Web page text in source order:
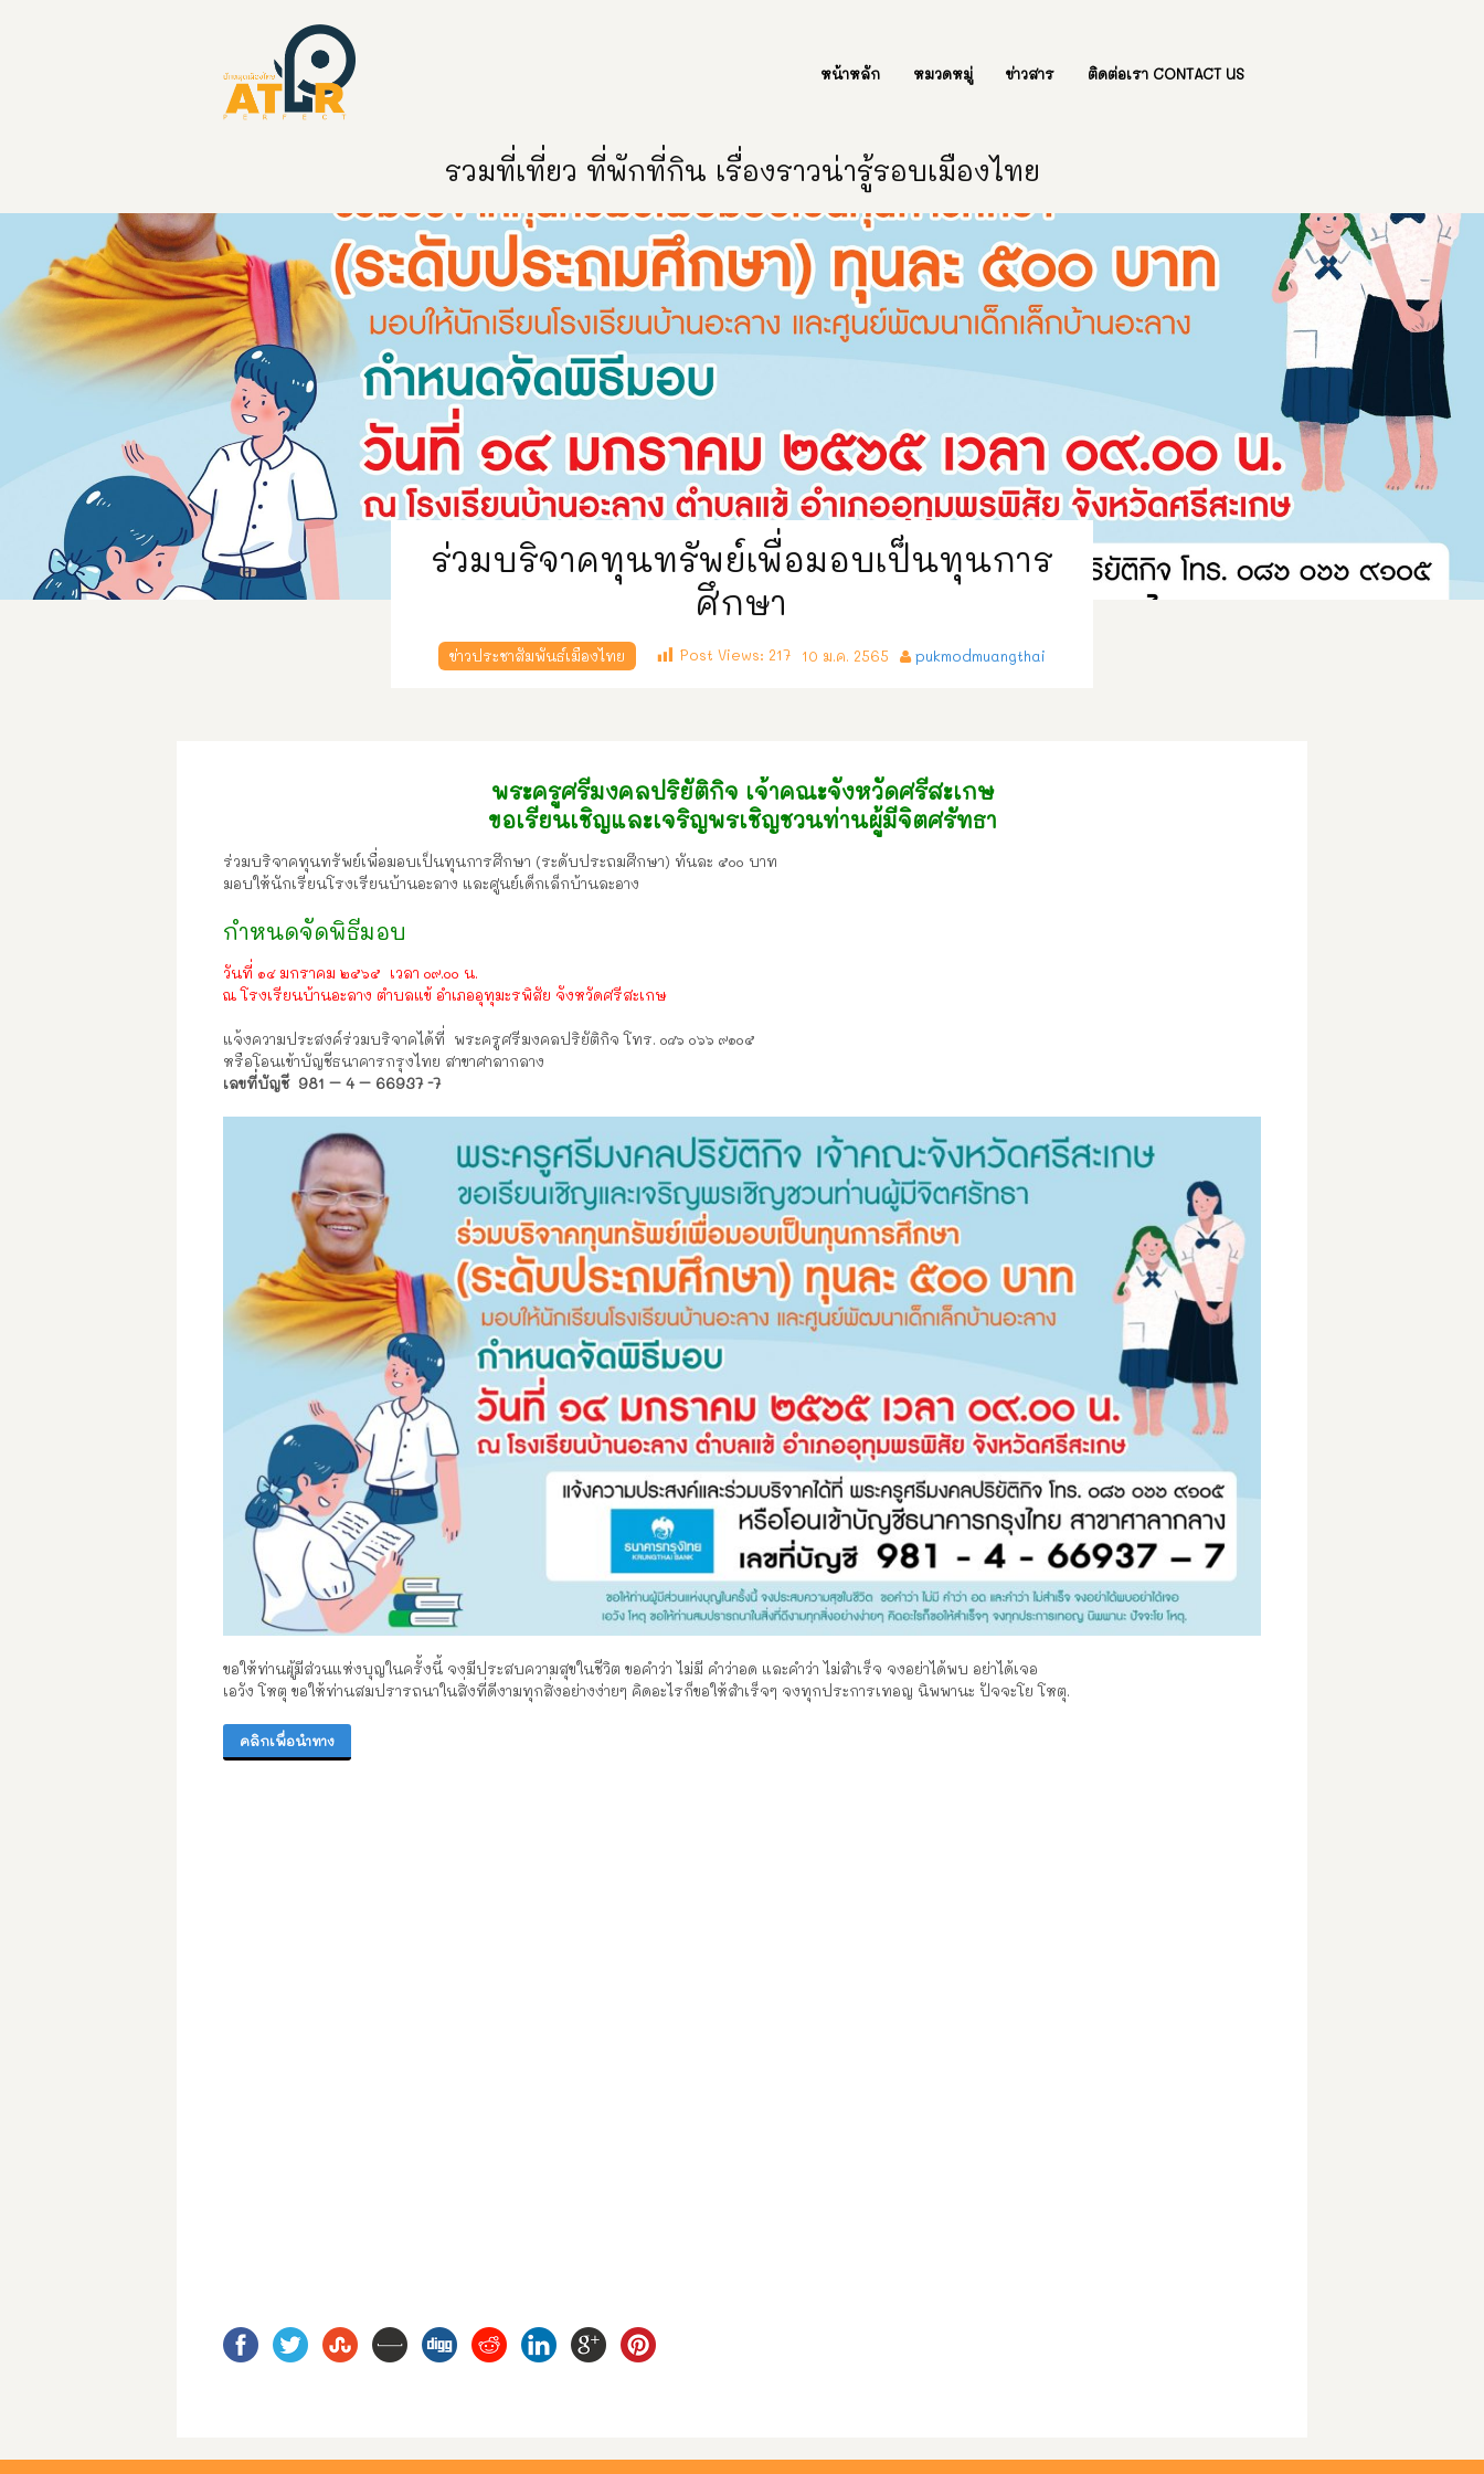
หน้าหลัก หมวดหมู่ ข่าวสาร ติดต่อเรา CONTACT US
รวมที่เที่ยว ที่พักที่กิน เรื่องราวน่ารู้รอบเมืองไทย
ร่วมบริจาคทุนทรัพย์เพื่อมอบเป็นทุนการ
ศึกษา
ข่าวประชาสัมพันธ์เมืองไทย Post Views: 217 10 ม.ค. 2565 pukmodmuangthai
พระครูศรีมงคลปริยัติกิจ เจ้าคณะจังหวัดศรีสะเกษ
ขอเรียนเชิญและเจริญพรเชิญชวนท่านผู้มีจิตศรัทธา
ร่วมบริจาคทุนทรัพย์เพื่อมอบเป็นทุนการศึกษา (ระดับประถมศึกษา) ทันละ ๕๐๐ บาท
มอบให้นักเรียนโรงเรียนบ้านอะลาง และศูนย์เด็กเล็กบ้านละอาง
กำหนดจัดพิธีมอบ
วันที่ ๑๔ มกราคม ๒๕๖๕ เวลา ๐๙.๐๐ น.
ณ โรงเรียนบ้านอะลาง ตำบลแข้ อำเภออุทุมะรพิสัย จังหวัดศรีสะเกษ
แจ้งความประสงค์ร่วมบริจาคได้ที่ พระครูศรีมงคลปริยัติกิจ โทร. ๐๘๖ ๐๖๖ ๙๑๐๕
หรือโอนเข้าบัญชีธนาคารกรุงไทย สาขาศาลากลาง
เลขที่บัญชี 981 – 4 – 66937 -7
ขอให้ท่านผู้มีส่วนแห่งบุญในครั้งนี้ จงมีประสบความสุขในชีวิต ขอคำว่า ไม่มี คำว่าอด และคำว่า ไม่สำเร็จ จงอย่าได้พบ อย่าได้เจอ
เอวัง โหตุ ขอให้ท่านสมปรารถนาในสิ่งที่ดีงามทุกสิ่งอย่างง่ายๆ คิดอะไรก็ขอให้สำเร็จๆ จงทุกประการเทอญ นิพพานะ ปัจจะโย โหตุ.
คลิกเพื่อนำทาง